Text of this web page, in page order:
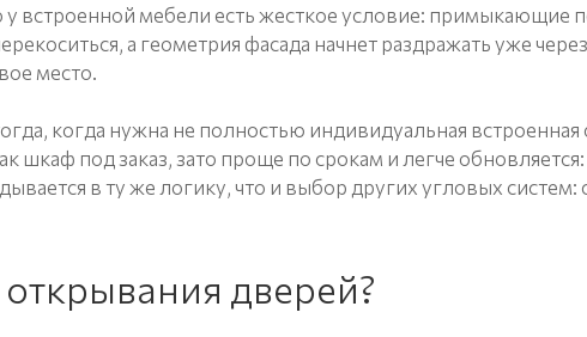
у встроенной мебели есть жесткое условие:
а геометрия фасада начнет раздражать уже
место.
когда нужна не полностью индивидуальная
шкаф под заказ, зато проще по срокам и легче
в ту же логику, что и выбор других угловых
дверей?